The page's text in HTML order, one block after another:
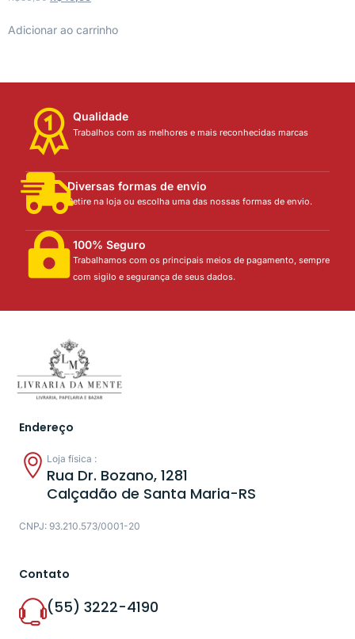
Adicionar ao carrinho
Qualidade
Trabalhos com as melhores e mais reconhecidas marcas
Diversas formas de envio
Retire na loja ou escolha uma das nossas formas de envio.
100% Seguro
Trabalhamos com os principais meios de pagamento, sempre
com sigilo e segurança de seus dados.
Endereço
Loja física :
Rua Dr. Bozano, 1281
Calçadão de Santa Maria-RS
CNPJ: 93.210.573/0001-20
Contato
(55) 3222-4190